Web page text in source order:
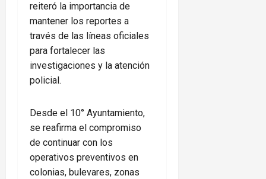
reiteró la importancia de
mantener los reportes a
través de las líneas oficiales
para fortalecer las
investigaciones y la atención
policial.
Desde el 10° Ayuntamiento,
se reafirma el compromiso
de continuar con los
operativos preventivos en
colonias, bulevares, zonas